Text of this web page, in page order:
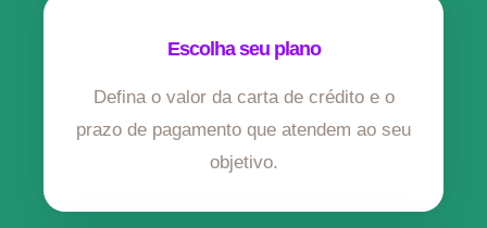
Escolha seu plano
Defina o valor da carta de crédito e o
prazo de pagamento que atendem ao seu
objetivo.